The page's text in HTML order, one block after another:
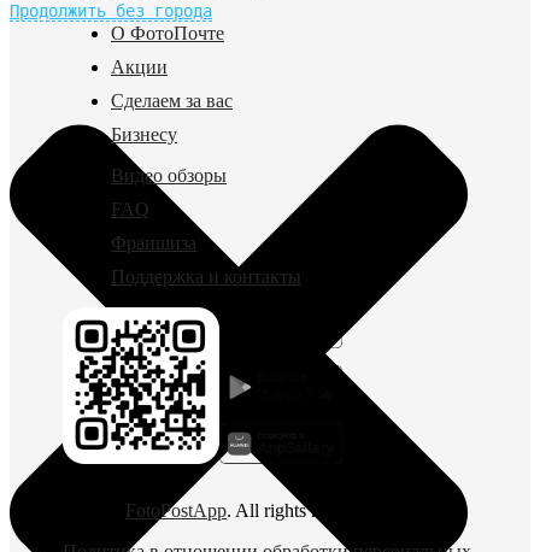
Продолжить без города
О ФотоПочте
Акции
Сделаем за вас
Бизнесу
Видео обзоры
FAQ
Франшиза
Поддержка и контакты
FotoPostApp. All rights reserved